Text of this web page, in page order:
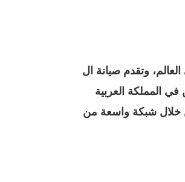
وتقدم صيانة ال
المملكة العربية
خلال شبكة واسعة من